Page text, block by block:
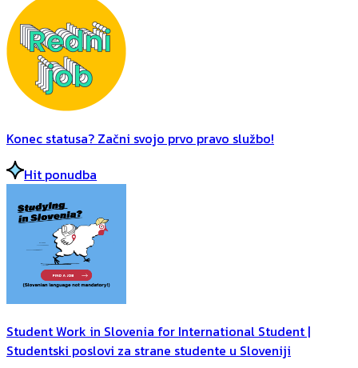
Konec statusa? Začni svojo prvo pravo službo!
Hit ponudba
Student Work in Slovenia for International Student |
Studentski poslovi za strane studente u Sloveniji